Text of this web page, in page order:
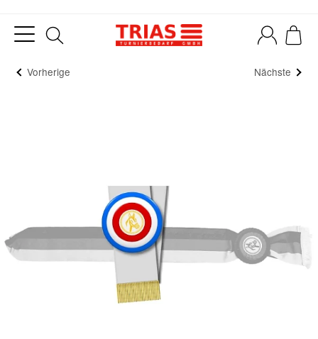
Vorherige Nächste